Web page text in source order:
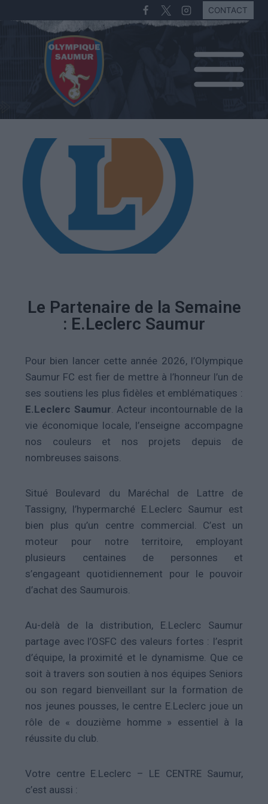
CONTACT
Le Partenaire de la Semaine
: E.Leclerc Saumur
Pour bien lancer cette année 2026, l’Olympique
Saumur FC est fier de mettre à l’honneur l’un de
ses soutiens les plus fidèles et emblématiques :
E.Leclerc Saumur. Acteur incontournable de la
vie économique locale, l’enseigne accompagne
nos couleurs et nos projets depuis de
nombreuses saisons.
Situé Boulevard du Maréchal de Lattre de
Tassigny, l’hypermarché E.Leclerc Saumur est
bien plus qu’un centre commercial. C’est un
moteur pour notre territoire, employant
plusieurs centaines de personnes et
s’engageant quotidiennement pour le pouvoir
d’achat des Saumurois.
Au-delà de la distribution, E.Leclerc Saumur
partage avec l’OSFC des valeurs fortes : l’esprit
d’équipe, la proximité et le dynamisme. Que ce
soit à travers son soutien à nos équipes Seniors
ou son regard bienveillant sur la formation de
nos jeunes pousses, le centre E.Leclerc joue un
rôle de « douzième homme » essentiel à la
réussite du club.
Votre centre E.Leclerc – LE CENTRE Saumur,
c’est aussi :